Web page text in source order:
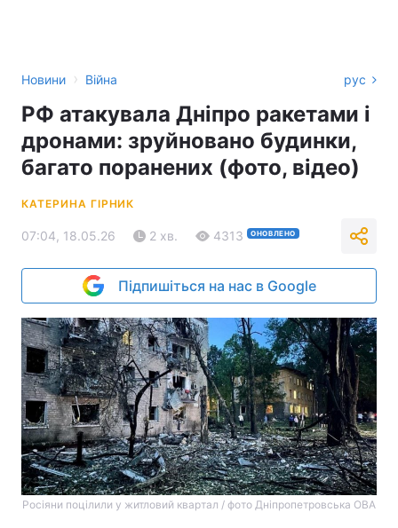
Новини › Війна рус
РФ атакувала Дніпро ракетами і
дронами: зруйновано будинки,
багато поранених (фото, відео)
КАТЕРИНА ГІРНИК
07:04, 18.05.26 2 хв. 4313 ОНОВЛЕНО
Підпишіться на нас в Google
Росіяни поцілили у житловий квартал / фото Дніпропетровська ОВА